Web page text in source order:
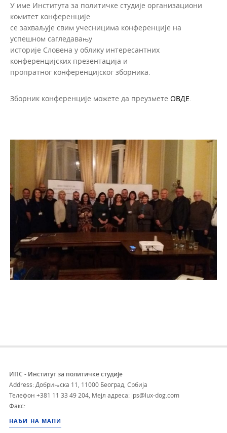
У име Института за политичке студије организациони
комитет конференције
се захваљује свим учесницима конференције на
успешном сагледавању
историје Словена у облику интересантних
конференцијских презентација и
пропратног конференцијског зборника.
Зборник конференције можете да преузмете ОВДЕ.
ИПС - Институт за политичке студије
Address: Добрињска 11, 11000 Београд, Србија
Телефон +381 11 33 49 204 Мејл адреса: ips@lux-dog.com
Факс:
НАЂИ НА МАПИ